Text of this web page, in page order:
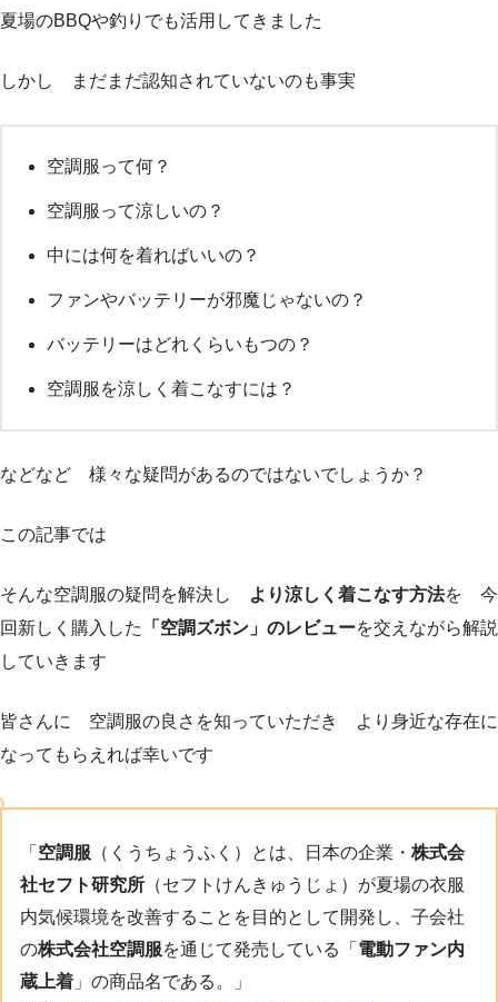
夏場のBBQや釣りでも活用してきました
しかし まだまだ認知されていないのも事実
空調服って何？
空調服って涼しいの？
中には何を着ればいいの？
ファンやバッテリーが邪魔じゃないの？
バッテリーはどれくらいもつの？
空調服を涼しく着こなすには？
などなど 様々な疑問があるのではないでしょうか？
この記事では
そんな空調服の疑問を解決し より涼しく着こなす方法を 今
回新しく購入した
「空調ズボン」のレビューを交えながら解説
していきます
皆さんに 空調服の良さを知っていただき より身近な存在に
なってもらえれば幸いです
「 空調服 （くうちょうふく）とは、日本の企業・ 株式会
社セフト研究所 （セフトけんきゅうじょ）が夏場の衣服
内気候環境を改善することを目的として開発し、子会社
の株式会社空調服を通じて発売している「 電動ファン内
蔵上着 」の商品名である。」